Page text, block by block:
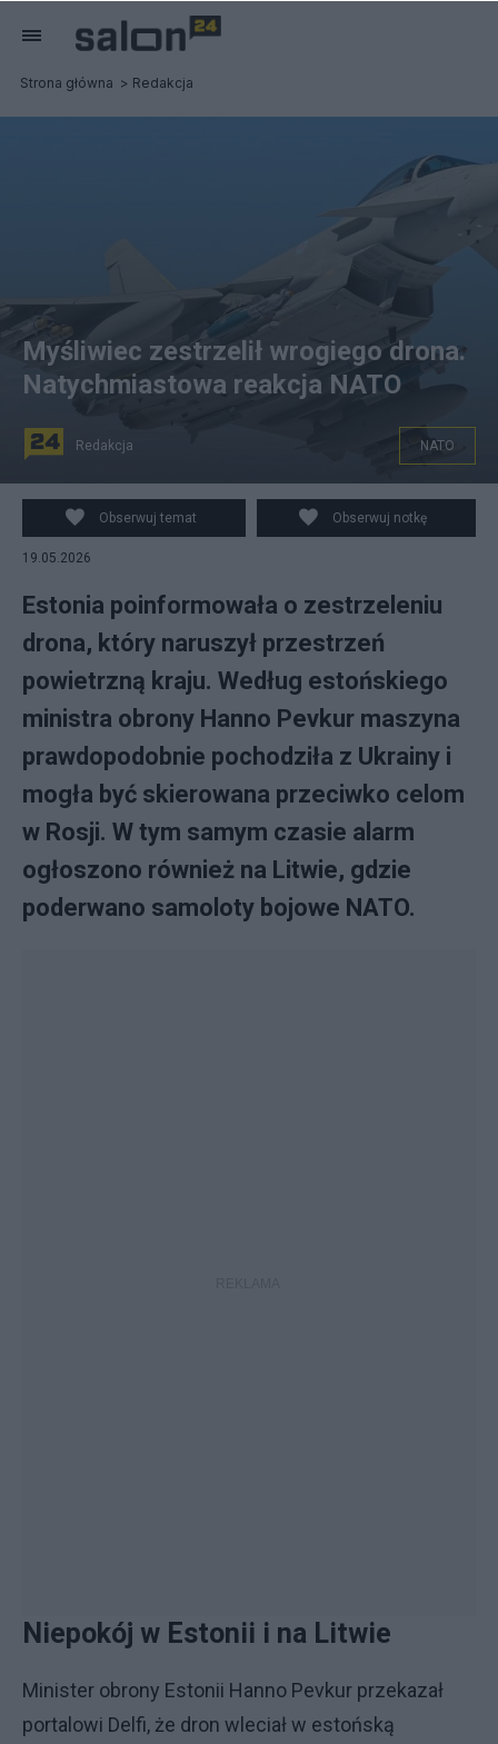
Strona główna Redakcja
Myśliwiec zestrzelił wrogiego drona.
Natychmiastowa reakcja NATO
Redakcja NATO
Obserwuj temat Obserwuj notkę
19.05.2026
Estonia poinformowała o zestrzeleniu
drona, który naruszył przestrzeń
powietrzną kraju. Według estońskiego
ministra obrony Hanno Pevkur maszyna
prawdopodobnie pochodziła z Ukrainy i
mogła być skierowana przeciwko celom
w Rosji. W tym samym czasie alarm
ogłoszono również na Litwie, gdzie
poderwano samoloty bojowe NATO.
Niepokój w Estonii i na Litwie
Minister obrony Estonii Hanno Pevkur przekazał
portalowi Delfi, że dron wleciał w estońską